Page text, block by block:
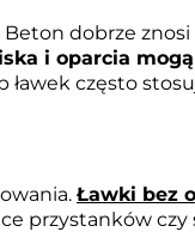
dobrze
i oparcia
często
Ławki bez
przystanków